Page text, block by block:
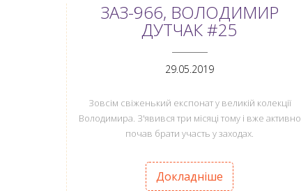
ЗАЗ-966, ВОЛОДИМИР
ДУТЧАК #25
29.05.2019
Зовсім свіженький експонат у великій колекції
Володимира. З'явився три місяці тому і вже активно
почав брати участь у заходах.
Докладніше